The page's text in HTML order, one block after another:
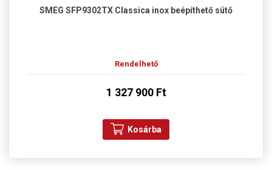
SMEG SFP9302TX Classica inox beépíthető sütő
Rendelhető
1 327 900 Ft
Kosárba